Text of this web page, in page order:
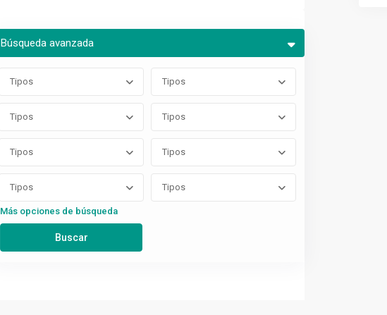
Búsqueda avanzada
Tipos Tipos
Tipos Tipos
Tipos Tipos
Tipos Tipos
Más opciones de búsqueda